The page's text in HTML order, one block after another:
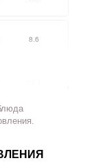
8.6
7.3